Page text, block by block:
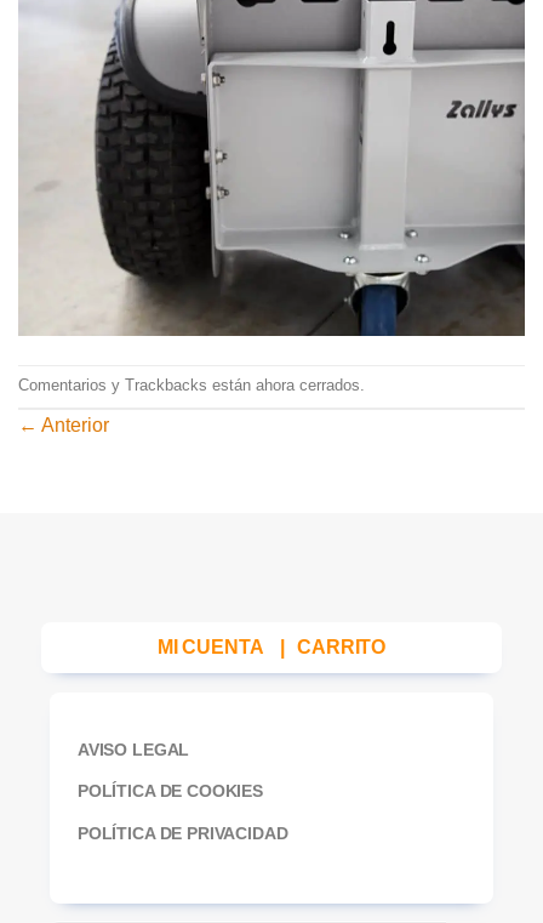
Comentarios y Trackbacks están ahora cerrados.
← Anterior
MI CUENTA CARRITO
AVISO LEGAL
POLÍTICA DE COOKIES
POLÍTICA DE PRIVACIDAD